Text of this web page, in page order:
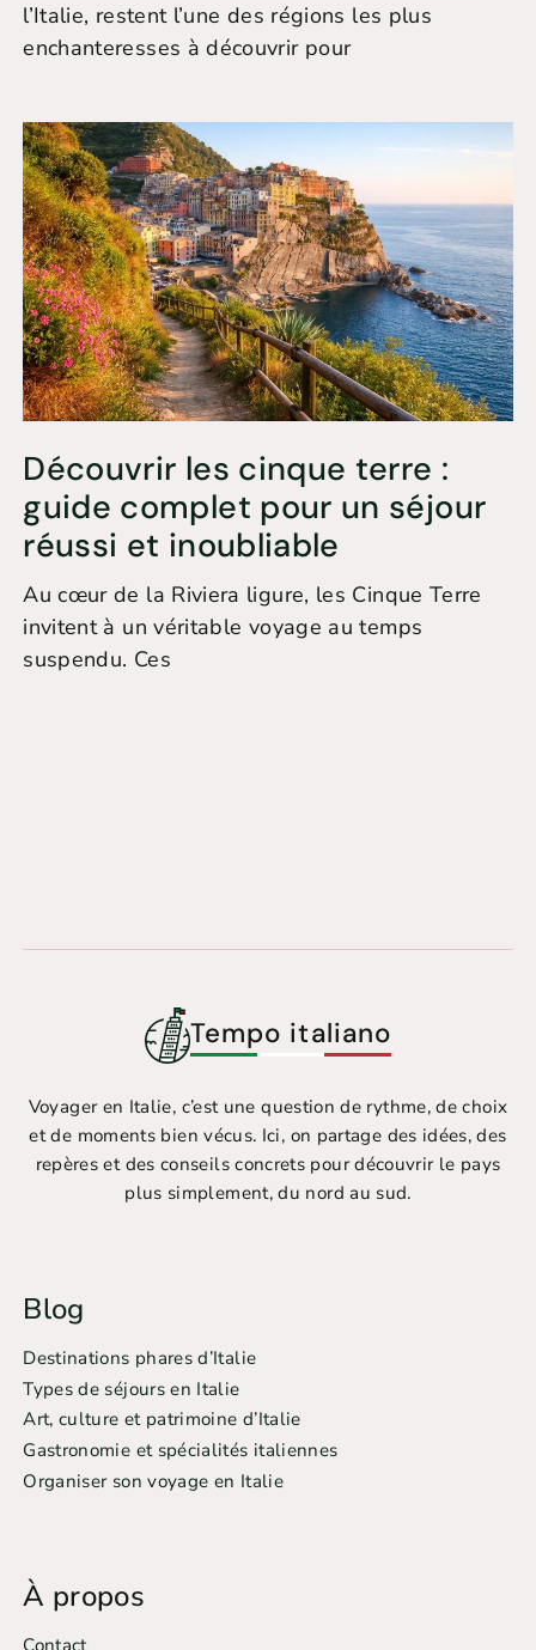
l’Italie, restent l’une des régions les plus
enchanteresses à découvrir pour
Découvrir les cinque terre :
guide complet pour un séjour
réussi et inoubliable
Au cœur de la Riviera ligure, les Cinque Terre
invitent à un véritable voyage au temps
suspendu. Ces
Tempo italiano
Voyager en Italie, c’est une question de rythme, de choix
et de moments bien vécus. Ici, on partage des idées, des
repères et des conseils concrets pour découvrir le pays
plus simplement, du nord au sud.
Blog
Destinations phares d’Italie
Types de séjours en Italie
Art, culture et patrimoine d’Italie
Gastronomie et spécialités italiennes
Organiser son voyage en Italie
À propos
Contact